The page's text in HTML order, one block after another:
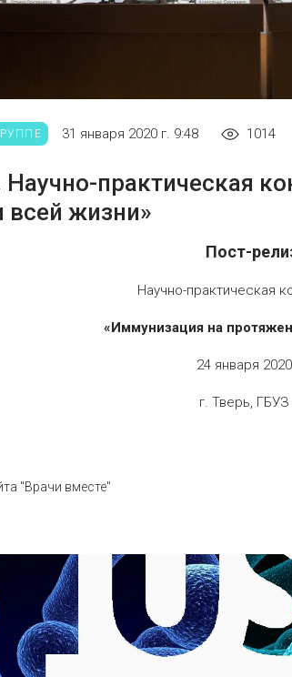
31 января 2020 г. 9:48 1014
Научно-практическая
всей жизни»
Пост-
Научно-практическая
«Иммунизация на
24 января 2020
г. Тверь, ГБУЗ
"Врачи вместе"